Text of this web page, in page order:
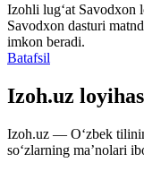
Izohli lugʻat Savodxon
Savodxon dasturi
imkon beradi.
Batafsil
Izoh.uz
Izoh.uz — O‘zbek
so‘zlarning ma’nolari